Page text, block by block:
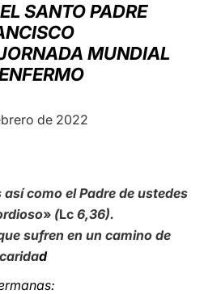
SANTO PADRE
MUNDIAL
de 2022
como el Padre de ustedes
»(Lc6,36).
sufren en un camino de
caridad